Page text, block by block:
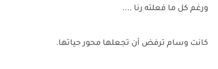
ورغم كل ما فعلته رنا ....
كانت وسام ترفض أن تجعلها محور حياتها.